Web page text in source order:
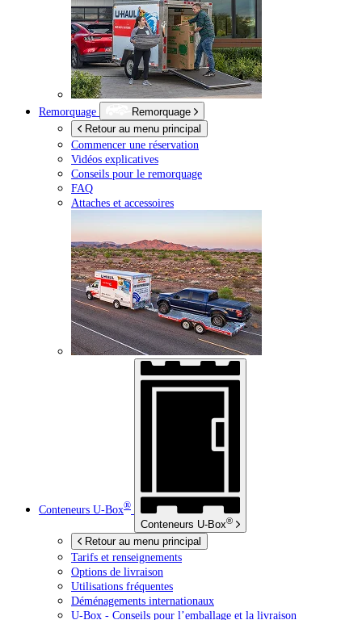
Remorquage
Remorquage
Retour au menu principal
Commencer une réservation
Vidéos explicatives
Conseils pour le remorquage
FAQ
Attaches et accessoires
Conteneurs U-Box®
Conteneurs U-Box®
Retour au menu principal
Tarifs et renseignements
Options de livraison
Utilisations fréquentes
Déménagements internationaux
U-Box - Conseils pour l’emballage et la livraison